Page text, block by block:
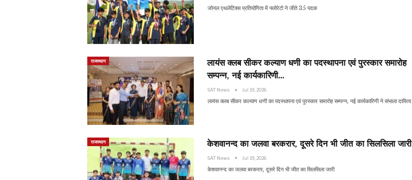
जोनल एथलेटिक्स प्रतियोगिता में फ्लोरेटो ने जीते 35 पदक
राजस्थान
लायंस क्लब सीकर कल्याण धणी का पदस्थापना एवं पुरस्कार समारोह
सम्पन्न, नई कार्यकारिणी…
SAT News Jul 19, 2026
लायंस क्लब सीकर कल्याण धणी का पदस्थापना एवं पुरस्कार समारोह सम्पन्न, नई कार्यकारिणी ने संभाला दायित्व
राजस्थान केशवानन्द का जलवा बरकरार, दूसरे दिन भी जीत का सिलसिला जारी
SAT News Jul 19, 2026
केशवानन्द का जलवा बरकरार, दूसरे दिन भी जीत का सिलसिला जारी